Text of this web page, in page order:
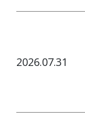
2026.07.31